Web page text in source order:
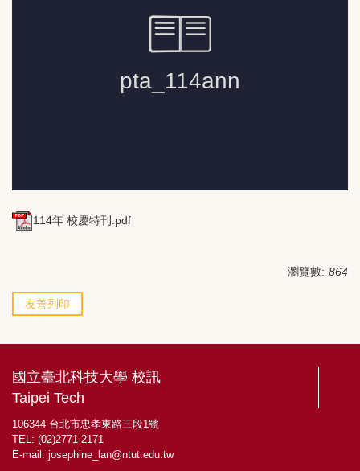
114年 校慶特刊.pdf
瀏覽數: 864
友善列印
國立臺北科技大學 校訊
Taipei Tech
106344 台北市忠孝東路三段1號
TEL: (02)2771-2171
E-mail: josephine_lan@ntut.edu.tw